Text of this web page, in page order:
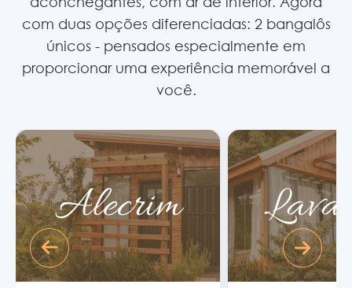
com duas opções diferenciadas: 2 bangalôs
únicos - pensados especialmente em
proporcionar uma experiência memorável a
você.
Alecrim